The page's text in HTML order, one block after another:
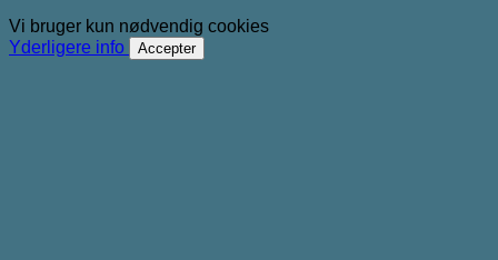
Vi bruger kun nødvendig cookies
Yderligere info
Accepter